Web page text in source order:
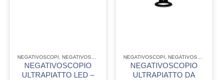
NEGATIVOSCOPI NEGATIVOSCOPI ULTRAPIATTI A LED
NEGATIVOSCOPIO
ULTRAPIATTO LED –
NEGATIVOSCOPI NEGATIVOSCOPI ULTRAPIATTI A LED
NEGATIVOSCOPIO
ULTRAPIATTO DA